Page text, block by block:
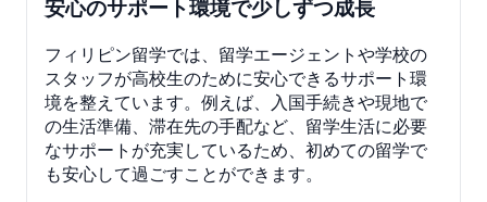
安心のサポート環境で少しずつ成長
フィリピン留学では、留学エージェントや学校の
スタッフが高校生のために安心できるサポート環
境を整えています。例えば、入国手続きや現地で
の生活準備、滞在先の手配など、留学生活に必要
なサポートが充実しているため、初めての留学で
も安心して過ごすことができます。